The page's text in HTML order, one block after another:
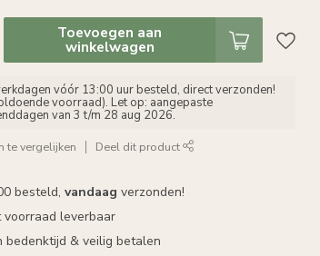
Toevoegen aan
winkelwagen
vóór 13:00 uur besteld, direct verzonden!
voorraad). Let op: aangepaste
van 3 t/m 28 aug 2026.
te vergelijken Deel dit product
besteld,vandaag verzonden!
voorraad leverbaar
bedenktijd & veilig betalen